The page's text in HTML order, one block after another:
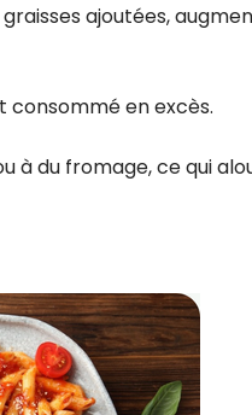
ajoutées,
consommé en excès.
à du fromage, ce qui